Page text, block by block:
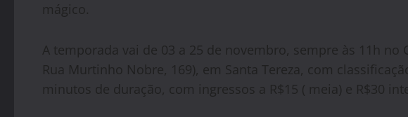
mágico.
A temporada vai de 03 a 25 de novembro, sempre às 11h no
Rua Murtinho Nobre, 169), em Santa Tereza, com
minutos de duração, com ingressos a R$15 ( meia) e R$30